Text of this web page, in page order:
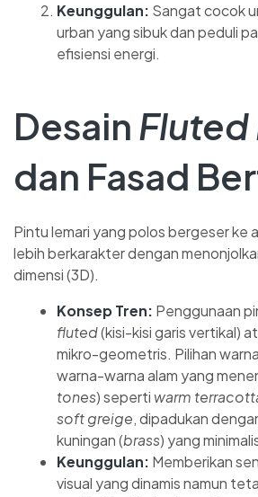
Keunggulan: Sangat cocok
urban yang sibuk dan peduli
efisiensi energi.
DesainFluted
dan Fasad
Pintu lemari yang polos bergeser ke
lebih berkarakter dengan
dimensi (3D).
Konsep Tren: Penggunaan
fluted(kisi-kisi garis vertikal)
mikro-geometris. Pilihan
warna-warna alam yang
tones) seperti warm
soft greige, dipadukan
kuningan (brass) yang
Keunggulan: Memberikan
visual yang dinamis namun